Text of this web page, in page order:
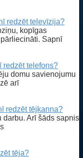
redzēt televīzija?
kopīgas
Sapnī
redzēt telefons?
domu savienojumu
arī
redzēt tējkanna?
darbu. Arī šāds sapnis
tēja?